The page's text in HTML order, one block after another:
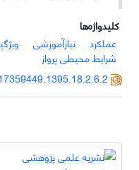
کلیدواژه‌ها
عملکرد
نیاز‌آموزشی
شرایط محیطی پرواز